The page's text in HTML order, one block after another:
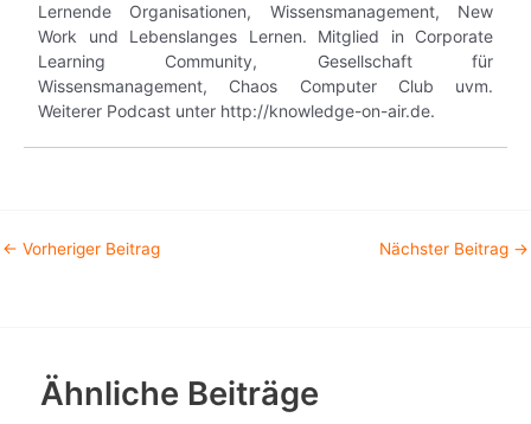
Lernende Organisationen, Wissensmanagement, New
Work und Lebenslanges Lernen. Mitglied in Corporate
Learning Community, Gesellschaft für
Wissensmanagement, Chaos Computer Club uvm.
Weiterer Podcast unter http://knowledge-on-air.de.
← Vorheriger Beitrag Nächster Beitrag →
Ähnliche Beiträge